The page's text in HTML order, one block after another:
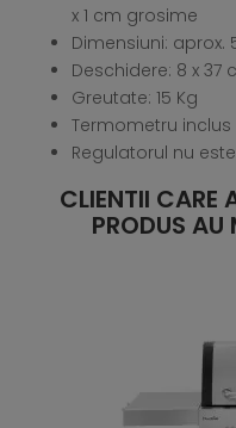
x 1 cm grosime
Dimensiuni: aprox.
Deschidere: 8 x 37
Greutate: 15 Kg
Termometru inclus
Regulatorul nu
CLIENTII CARE
PRODUS